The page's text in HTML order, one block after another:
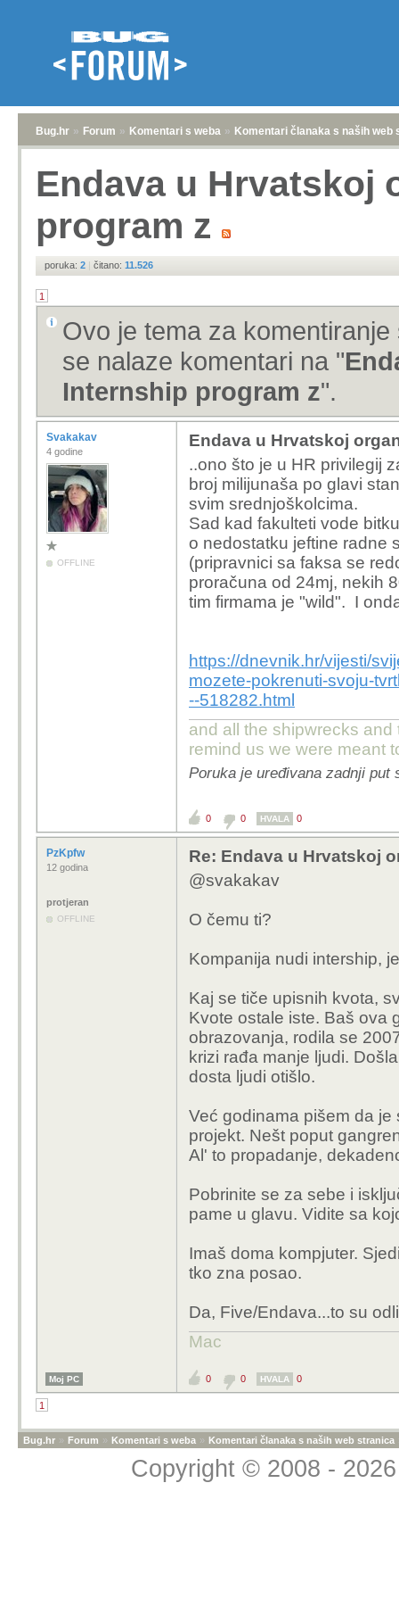
Bug.hr » Forum » Komentari s weba » Komentari članaka s naših web
Endava u Hrvatskoj
program z
poruka: 2 | čitano: 11.526
1
Ovo je tema za
se nalaze komentari na "
Internship program z".
Svakakav
4 godine
OFFLINE
Endava u Hrvatskoj
..ono što je u HR privilegij
broj milijunaša po glavi
svim srednjoškolcima.
Sad kad fakulteti vode
o nedostatku jeftine radne
(pripravnici sa faksa se
proračuna od 24mj, nekih
tim firmama je "wild". I
https://dnevnik.hr/vijesti/
mozete-pokrenuti-svoju-
--518282.html
and all the shipwrecks
remind us we were meant
Poruka je uređivana zadnji put
0 0 HVALA 0
PzKpfw
12 godina
protjeran
OFFLINE
Re: Endava u Hrvatskoj
@svakakav
O čemu ti?
Kompanija nudi intership,
Kaj se tiče upisnih kvota,
Kvote ostale iste. Baš ova
obrazovanja, rodila se
krizi rađa manje ljudi.
dosta ljudi otišlo.
Već godinama pišem da
projekt. Nešt poput
Al' to propadanje,
Pobrinite se za sebe i
pame u glavu. Vidite sa
Imaš doma kompjuter.
tko zna posao.
Da, Five/Endava...to su
Mac
Moj PC 0 0 HVALA 0
1
Bug.hr » Forum » Komentari s weba » Komentari članaka s naših web stranica
Copyright © 2008 -